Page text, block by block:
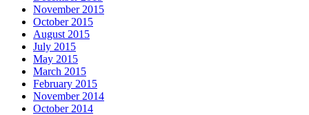
November 2015
October 2015
August 2015
July 2015
May 2015
March 2015
February 2015
November 2014
October 2014